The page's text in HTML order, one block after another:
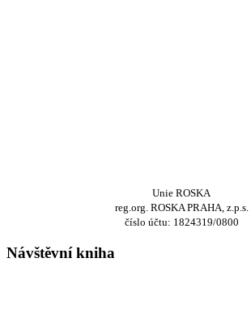
Unie ROSKA
reg.org. ROSKA PRAHA, z.p.s.
číslo účtu: 1824319/0800
Návštěvní kniha